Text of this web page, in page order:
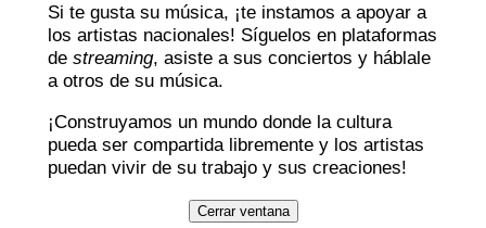
Si te gusta su música, ¡te instamos a apoyar a
los artistas nacionales! Síguelos en plataformas
de streaming, asiste a sus conciertos y háblale
a otros de su música.
¡Construyamos un mundo donde la cultura
pueda ser compartida libremente y los artistas
puedan vivir de su trabajo y sus creaciones!